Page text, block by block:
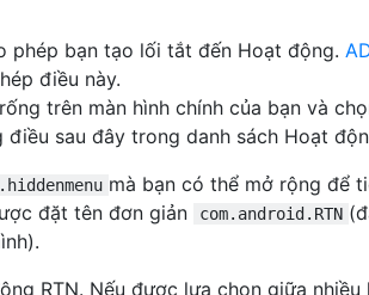
phép bạn tạo lối tắt đến Hoạt động.
điều này.
trên màn hình chính của bạn và
sau đây trong danh sách Hoạt
mà bạn có thể mở rộng để
đặt tên đơn giản
com.android.RTN
RTN. Nếu được lựa chọn giữa nhiều